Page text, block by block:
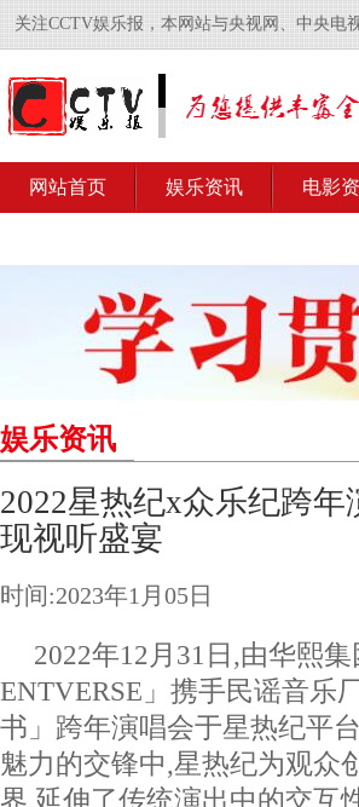
关注CCTV娱乐报，本网站与央视网、中央电
网站首页 娱乐资讯 电影
娱乐资讯
2022星热纪x众乐纪跨
现视听盛宴
时间:2023年1月05日
2022年12月31日,由华熙
ENTVERSE」携手民谣音乐
书」跨年演唱会于星热纪平
魅力的交锋中,星热纪为观众
界,延伸了传统演出中的交互